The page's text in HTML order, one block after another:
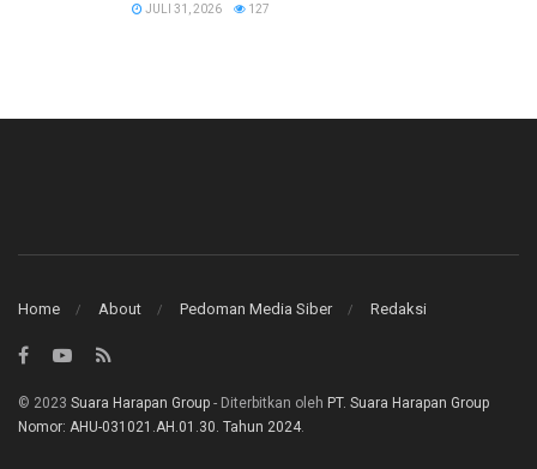
JULI 31, 2026 127
Home About Pedoman Media Siber Redaksi
© 2023 Suara Harapan Group - Diterbitkan oleh PT. Suara Harapan Group
Nomor: AHU-031021.AH.01.30. Tahun 2024.